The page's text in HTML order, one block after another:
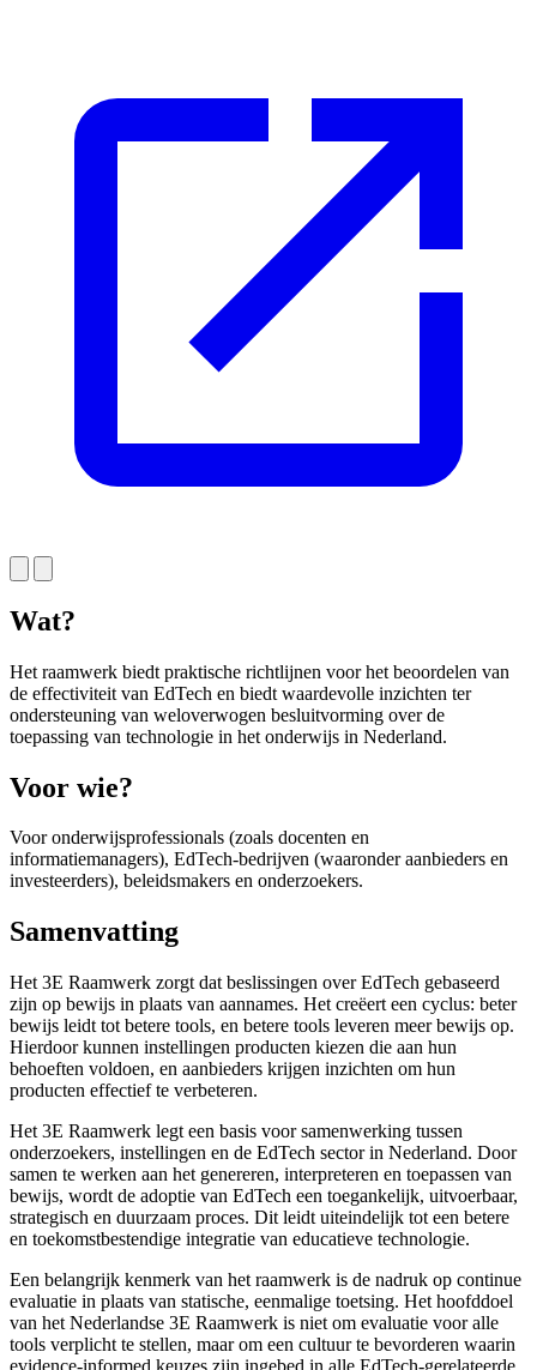
Wat?
Het raamwerk biedt praktische richtlijnen voor het beoordelen van
de effectiviteit van EdTech en biedt waardevolle inzichten ter
ondersteuning van weloverwogen besluitvorming over de
toepassing van technologie in het onderwijs in Nederland.
Voor wie?
Voor onderwijsprofessionals (zoals docenten en
informatiemanagers), EdTech-bedrijven (waaronder aanbieders en
investeerders), beleidsmakers en onderzoekers.
Samenvatting
Het 3E Raamwerk zorgt dat beslissingen over EdTech gebaseerd
zijn op bewijs in plaats van aannames. Het creëert een cyclus: beter
bewijs leidt tot betere tools, en betere tools leveren meer bewijs op.
Hierdoor kunnen instellingen producten kiezen die aan hun
behoeften voldoen, en aanbieders krijgen inzichten om hun
producten effectief te verbeteren.
Het 3E Raamwerk legt een basis voor samenwerking tussen
onderzoekers, instellingen en de EdTech sector in Nederland. Door
samen te werken aan het genereren, interpreteren en toepassen van
bewijs, wordt de adoptie van EdTech een toegankelijk, uitvoerbaar,
strategisch en duurzaam proces. Dit leidt uiteindelijk tot een betere
en toekomstbestendige integratie van educatieve technologie.
Een belangrijk kenmerk van het raamwerk is de nadruk op continue
evaluatie in plaats van statische, eenmalige toetsing. Het hoofddoel
van het Nederlandse 3E Raamwerk is niet om evaluatie voor alle
tools verplicht te stellen, maar om een cultuur te bevorderen waarin